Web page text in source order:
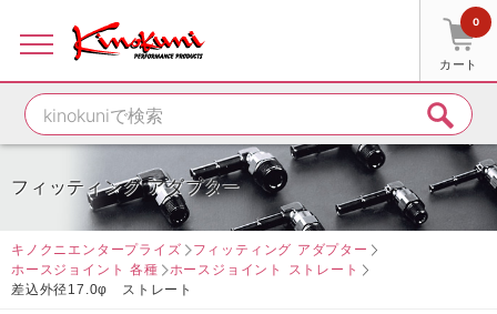
カート
0
フィッティング アダプター
キノクニエンタープライズ
フィッティング アダプター
ホースジョイント 各種
ホースジョイント ストレート
差込外径17.0φ ストレート